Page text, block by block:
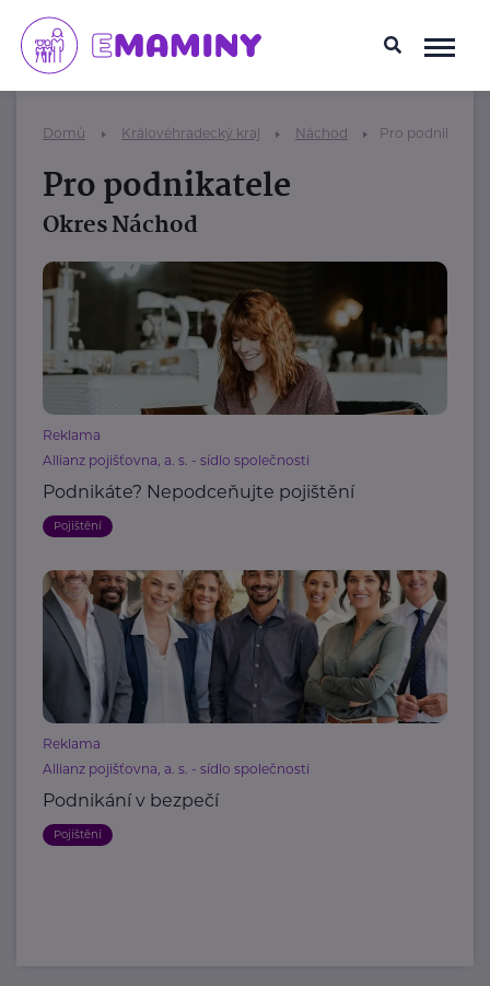
Domů Královéhradecký kraj Náchod Pro podnikatele
Pro podnikatele
Okres Náchod
Reklama
Allianz pojišťovna, a. s. - sídlo společnosti
Podnikáte? Nepodceňujte pojištění
Pojištění
Reklama
Allianz pojišťovna, a. s. - sídlo společnosti
Podnikání v bezpečí
Pojištění